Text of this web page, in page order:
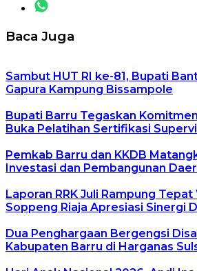
Baca Juga
Sambut HUT RI ke-81, Bupati
Gapura Kampung Bissampole
Bupati Barru Tegaskan
Buka Pelatihan Sertifikasi
Pemkab Barru dan KKDB
Investasi dan Pembangunan
Laporan RRK Juli Rampung
Soppeng Riaja Apresiasi Sinergi
Dua Penghargaan Bergengsi
Kabupaten Barru di Harganas